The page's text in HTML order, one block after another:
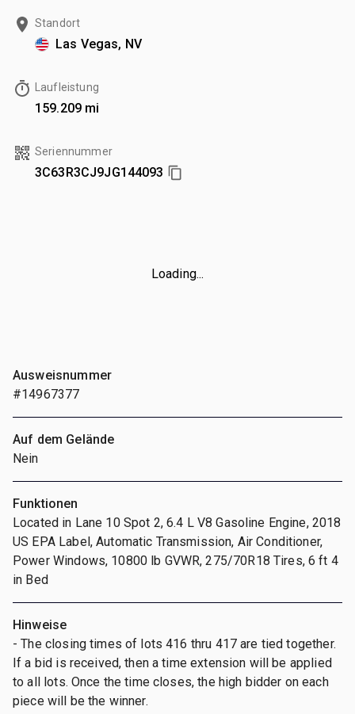
Standort
Las Vegas, NV
Laufleistung
159.209 mi
Seriennummer
3C63R3CJ9JG144093
Loading...
Ausweisnummer
#14967377
Auf dem Gelände
Nein
Funktionen
Located in Lane 10 Spot 2, 6.4 L V8 Gasoline Engine, 2018
US EPA Label, Automatic Transmission, Air Conditioner,
Power Windows, 10800 lb GVWR, 275/70R18 Tires, 6 ft 4
in Bed
Hinweise
- The closing times of lots 416 thru 417 are tied together.
If a bid is received, then a time extension will be applied
to all lots. Once the time closes, the high bidder on each
piece will be the winner.